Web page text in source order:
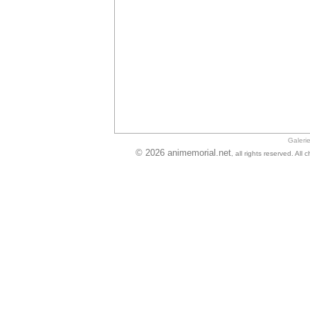
Galerie
© 2026 animemorial.net, all rights reserved. All